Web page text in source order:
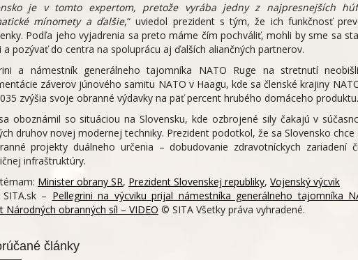
je v tomto expertom, pretože vyrába jedny z najpresnejších
mínomety a ďalšie,“ uviedol prezident s tým, že ich funkčnosť
Podľa jeho vyjadrenia sa preto máme čím pochváliť, mohli by sme sa
a pozývať do centra na spoluprácu aj ďalších aliančných partnerov.
a námestník generálneho tajomníka NATO Ruge na stretnutí
záverov júnového samitu NATO v Haagu, kde sa členské krajiny
zvýšia svoje obranné výdavky na päť percent hrubého domáceho produktu.
oboznámil so situáciou na Slovensku, kde ozbrojené sily čakajú v
druhov novej modernej techniky. Prezident podotkol, že sa Slovensko
projekty duálneho určenia – dobudovanie zdravotníckych zariadení
infraštruktúry.
Minister obrany SR, Prezident Slovenskej republiky, Vojenský výcvik
– Pellegrini na výcviku prijal námestníka generálneho tajomníka
Národných obranných síl – VIDEO © SITA Všetky práva vyhradené.
články